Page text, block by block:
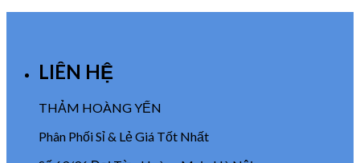
LIÊN HỆ
THẢM HOÀNG YẾN
Phân Phối Sỉ & Lẻ Giá Tốt Nhất